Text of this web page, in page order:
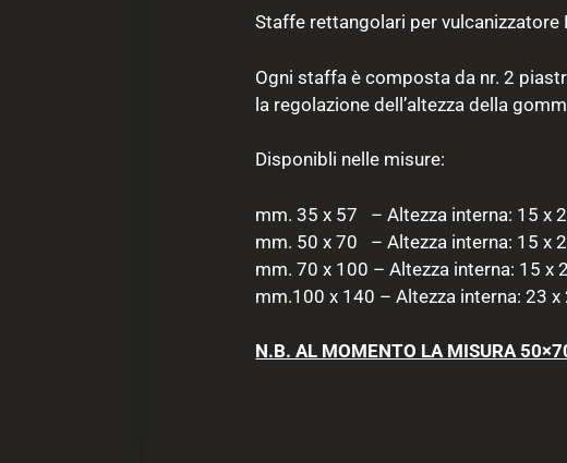
Staffe rettangolari per vulcanizzatore
Ogni staffa è composta da nr. 2
la regolazione dell’altezza della
Disponibli nelle misure:
mm. 35 x 57 – Altezza interna: 15 x
mm. 50 x 70 – Altezza interna: 15 x
mm. 70 x 100 – Altezza interna: 15 x
mm.100 x 140 – Altezza interna: 23 x
N.B. AL MOMENTO LA MISURA